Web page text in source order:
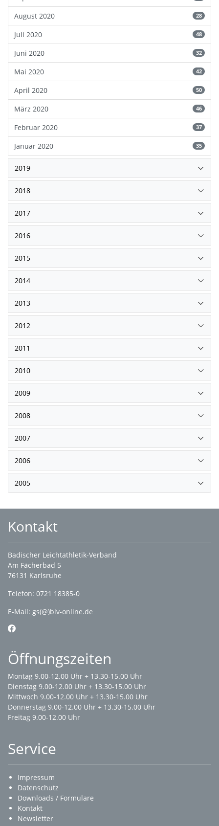
August 2020 28
Juli 2020 48
Juni 2020 32
Mai 2020 42
April 2020 50
März 2020 46
Februar 2020 37
Januar 2020 35
2019
2018
2017
2016
2015
2014
2013
2012
2011
2010
2009
2008
2007
2006
2005
Kontakt
Badischer Leichtathletik-Verband
Am Fächerbad 5
76131 Karlsruhe
Telefon: 0721 18385-0
E-Mail: gs(@)blv-online.de
Öffnungszeiten
Montag 9.00-12.00 Uhr + 13.30-15.00 Uhr
Dienstag 9.00-12.00 Uhr + 13.30-15.00 Uhr
Mittwoch 9.00-12.00 Uhr + 13.30-15.00 Uhr
Donnerstag 9.00-12.00 Uhr + 13.30-15.00 Uhr
Freitag 9.00-12.00 Uhr
Service
Impressum
Datenschutz
Downloads / Formulare
Kontakt
Newsletter